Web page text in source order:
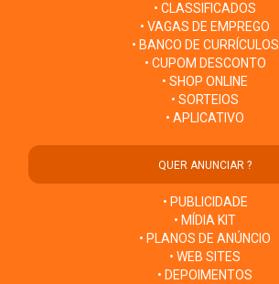
• CLASSIFICADOS
• VAGAS DE EMPREGO
• BANCO DE CURRÍCULOS
• CUPOM DESCONTO
• SHOP ONLINE
• SORTEIOS
• APLICATIVO
QUER ANUNCIAR ?
• PUBLICIDADE
• MÍDIA KIT
• PLANOS DE ANÚNCIO
• WEB SITES
• DEPOIMENTOS